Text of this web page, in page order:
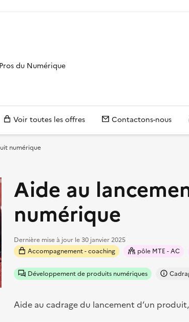
du Numérique
Voir toutes les offres Contactons-nous
numérique
Aide au
numérique
Dernière mise à jour le30 janvier 2025
Accompagnement - coaching
pôle MTE - AC
Développement de produits numériques
Aide au cadrage du lancement d’un